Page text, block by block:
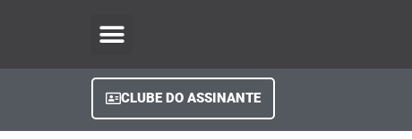
CLUBE DO ASSINANTE